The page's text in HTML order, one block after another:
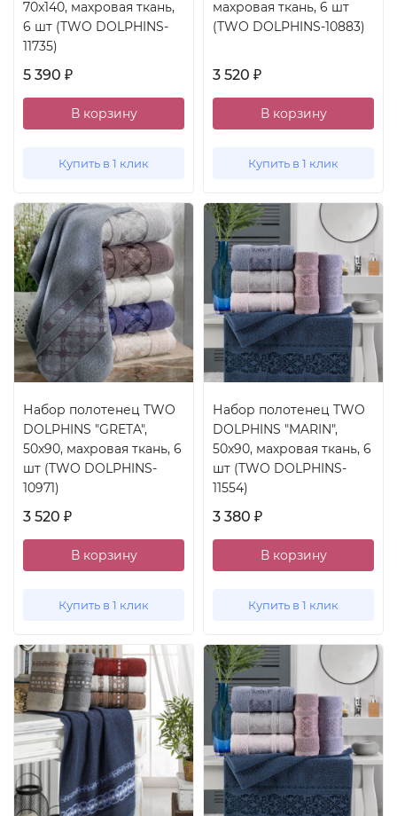
70x140, махровая ткань,
6 шт (TWO DOLPHINS-
11735)
5 390 ₽
В корзину
Купить в 1 клик
махровая ткань, 6 шт
(TWO DOLPHINS-10883)
3 520 ₽
В корзину
Купить в 1 клик
Набор полотенец TWO
DOLPHINS "GRETA",
50x90, махровая ткань, 6
шт (TWO DOLPHINS-
10971)
3 520 ₽
В корзину
Купить в 1 клик
Набор полотенец TWO
DOLPHINS "MARIN",
50x90, махровая ткань, 6
шт (TWO DOLPHINS-
11554)
3 380 ₽
В корзину
Купить в 1 клик